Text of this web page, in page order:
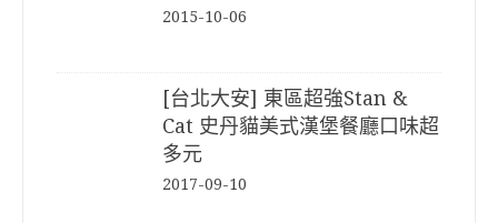
2015-10-06
[台北大安] 東區超強Stan &
Cat 史丹貓美式漢堡餐廳口味超
多元
2017-09-10